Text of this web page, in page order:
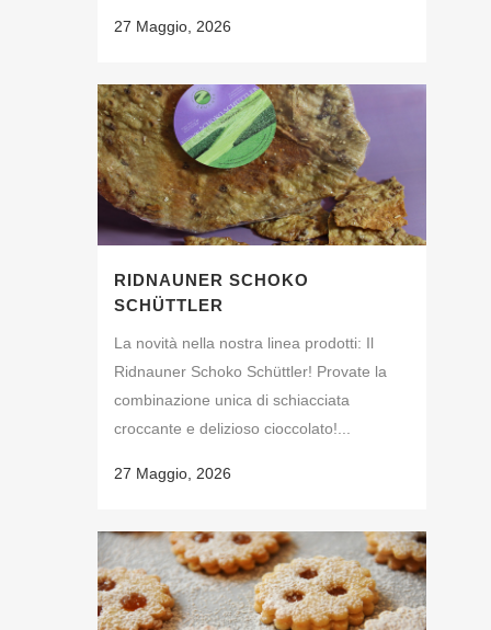
27 Maggio, 2026
RIDNAUNER SCHOKO
SCHÜTTLER
La novità nella nostra linea prodotti: Il
Ridnauner Schoko Schüttler! Provate la
combinazione unica di schiacciata
croccante e delizioso cioccolato!...
27 Maggio, 2026